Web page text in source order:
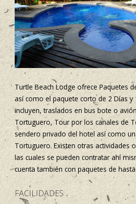
Turtle Beach Lodge ofrece Paquetes
así como el paquete corto de 2 Días y
incluyen, traslados en bus bote o
Tortuguero, Tour por los canales de
sendero privado del hotel así como
Tortuguero. Existen otras actividades
las cuales se pueden contratar ahí
cuenta también con paquetes de
FACILIDADES